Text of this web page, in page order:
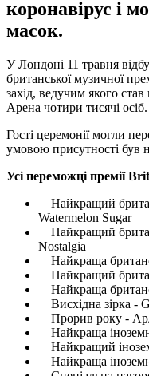
коронавірус і
масок.
У Лондоні 11 травня
британської музичної
захід, ведучим якого
Арена чотири тисячі осіб.
Гості церемонії могли
умовою присутності був
Усі переможці премії
Найкращий
Watermelon Sugar
Найкращий
Nostalgia
Найкраща
Найкращий
Найкраща
Висхідна зірка -
Прорив року -
Найкраща
Найкращий
Найкраща